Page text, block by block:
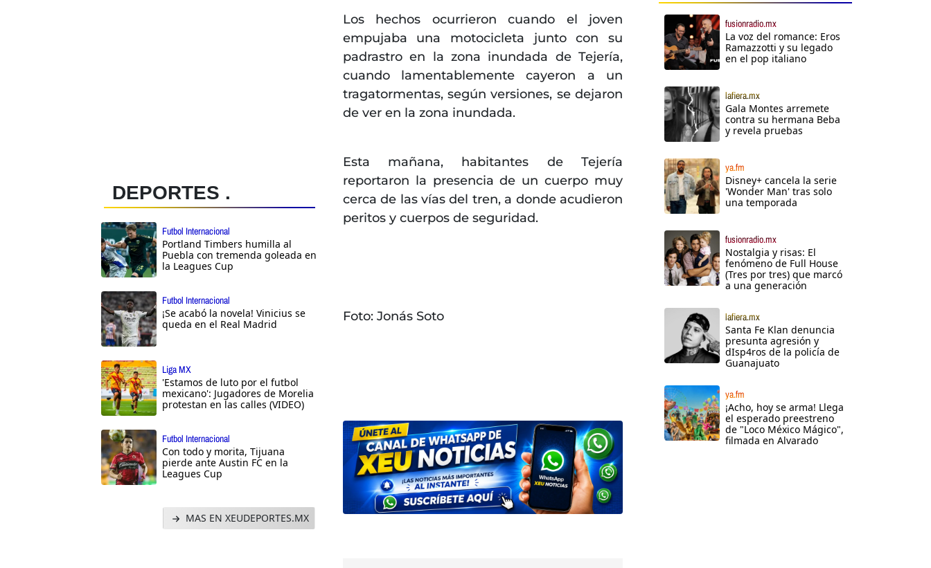
DEPORTES .
Futbol Internacional
Portland Timbers humilla al
Puebla con tremenda goleada en
la Leagues Cup
Futbol Internacional
¡Se acabó la novela! Vinicius se
queda en el Real Madrid
Liga MX
'Estamos de luto por el futbol
mexicano': Jugadores de Morelia
protestan en las calles (VIDEO)
Futbol Internacional
Con todo y morita, Tijuana
pierde ante Austin FC en la
Leagues Cup
MAS EN XEUDEPORTES.MX
Los hechos ocurrieron cuando el joven
empujaba una motocicleta junto con su
padrastro en la zona inundada de Tejería,
cuando lamentablemente cayeron a un
tragatormentas, según versiones, se dejaron
de ver en la zona inundada.
Esta mañana, habitantes de Tejería
reportaron la presencia de un cuerpo muy
cerca de las vías del tren, a donde acudieron
peritos y cuerpos de seguridad.
Foto: Jonás Soto
fusionradio.mx
La voz del romance: Eros
Ramazzotti y su legado
en el pop italiano
lafiera.mx
Gala Montes arremete
contra su hermana Beba
y revela pruebas
ya.fm
Disney+ cancela la serie
'Wonder Man' tras solo
una temporada
fusionradio.mx
Nostalgia y risas: El
fenómeno de Full House
(Tres por tres) que marcó
a una generación
lafiera.mx
Santa Fe Klan denuncia
presunta agresión y
dIsp4ros de la policía de
Guanajuato
ya.fm
¡Acho, hoy se arma! Llega
el esperado preestreno
de "Loco México Mágico",
filmada en Alvarado